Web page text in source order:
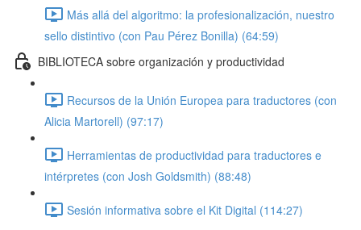
Más allá del algoritmo: la profesionalización, nuestro
sello distintivo (con Pau Pérez Bonilla) (64:59)
BIBLIOTECA sobre organización y productividad
Recursos de la Unión Europea para traductores (con
Alicia Martorell) (97:17)
Herramientas de productividad para traductores e
intérpretes (con Josh Goldsmith) (88:48)
Sesión informativa sobre el Kit Digital (114:27)